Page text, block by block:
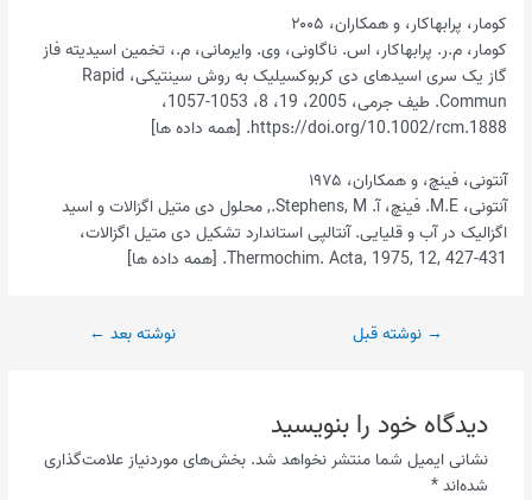
کومار، پرابهاکار، و همکاران، ۲۰۰۵
کومار، م.ر. پرابهاکار، اس. ناگاونی، وی. وایرمانی، م.، تخمین اسیدیته فاز
گاز یک سری اسیدهای دی کربوکسیلیک به روش سینتیکی، Rapid
Commun. طیف جرمی، 2005، 19، 8، 1053-1057،
https://doi.org/10.1002/rcm.1888. [همه داده ها]
آنتونی، فینچ، و همکاران، ۱۹۷۵
آنتونی، M.E. فینچ، آ. Stephens, M., محلول دی متیل اگزالات و اسید
اگزالیک در آب و قلیایی. آنتالپی استاندارد تشکیل دی متیل اگزالات،
Thermochim. Acta, 1975, 12, 427-431. [همه داده ها]
→ نوشته قبل نوشته بعد ←
دیدگاه‌ خود را بنویسید
نشانی ایمیل شما منتشر نخواهد شد. بخش‌های موردنیاز علامت‌گذاری
شده‌اند*